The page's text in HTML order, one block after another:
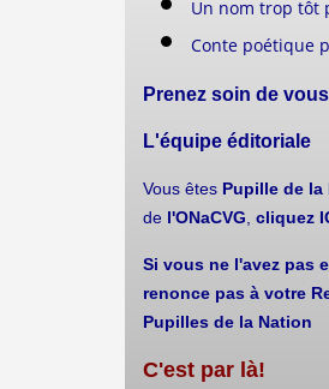
Un nom trop tôt
Conte poétique
Prenez soin de vous
L'équipe éditoriale
Vous êtes Pupille de la
de l'ONaCVG cliquez
Si vous ne l'avez pas
renonce pas à votre
Pupilles de la Nation
C'est par là!